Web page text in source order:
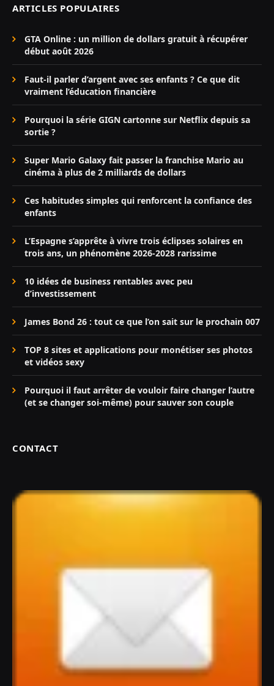
ARTICLES POPULAIRES
GTA Online : un million de dollars gratuit à récupérer
début août 2026
Faut-il parler d’argent avec ses enfants ? Ce que dit
vraiment l’éducation financière
Pourquoi la série GIGN cartonne sur Netflix depuis sa
sortie ?
Super Mario Galaxy fait passer la franchise Mario au
cinéma à plus de 2 milliards de dollars
Ces habitudes simples qui renforcent la confiance des
enfants
L’Espagne s’apprête à vivre trois éclipses solaires en
trois ans, un phénomène 2026-2028 rarissime
10 idées de business rentables avec peu
d’investissement
James Bond 26 : tout ce que l’on sait sur le prochain 007
TOP 8 sites et applications pour monétiser ses photos
et vidéos sexy
Pourquoi il faut arrêter de vouloir faire changer l’autre
(et se changer soi-même) pour sauver son couple
CONTACT